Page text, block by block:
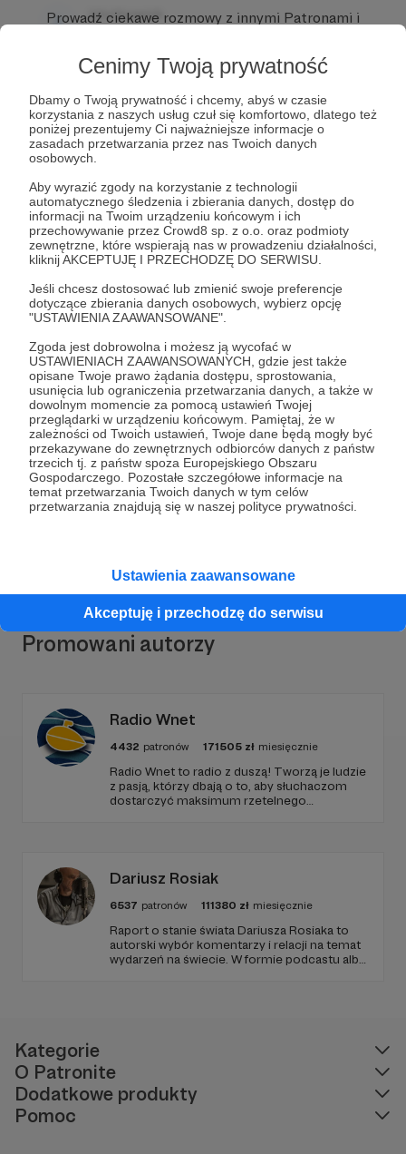
Cenimy Twoją prywatność
Dbamy o Twoją prywatność i chcemy, abyś w czasie
korzystania z naszych usług czuł się komfortowo, dlatego też
poniżej prezentujemy Ci najważniejsze informacje o
zasadach przetwarzania przez nas Twoich danych
osobowych.
Aby wyrazić zgody na korzystanie z technologii
automatycznego śledzenia i zbierania danych, dostęp do
informacji na Twoim urządzeniu końcowym i ich
przechowywanie przez Crowd8 sp. z o.o. oraz podmioty
zewnętrzne, które wspierają nas w prowadzeniu działalności,
kliknij AKCEPTUJĘ I PRZECHODZĘ DO SERWISU.
Jeśli chcesz dostosować lub zmienić swoje preferencje
dotyczące zbierania danych osobowych, wybierz opcję
"USTAWIENIA ZAAWANSOWANE".
Zgoda jest dobrowolna i możesz ją wycofać w
USTAWIENIACH ZAAWANSOWANYCH, gdzie jest także
opisane Twoje prawo żądania dostępu, sprostowania,
usunięcia lub ograniczenia przetwarzania danych, a także w
dowolnym momencie za pomocą ustawień Twojej
przeglądarki w urządzeniu końcowym. Pamiętaj, że w
zależności od Twoich ustawień, Twoje dane będą mogły być
przekazywane do zewnętrznych odbiorców danych z państw
trzecich tj. z państw spoza Europejskiego Obszaru
Gospodarczego. Pozostałe szczegółowe informacje na
temat przetwarzania Twoich danych w tym celów
przetwarzania znajdują się w naszej polityce prywatności.
Ustawienia zaawansowane
Akceptuję i przechodzę do serwisu
Użytkownik
Komentarz użytkownika
Odpowiedz
Użytkownik
3 dni temu
Komentarz użytkownika
Odpowiedz
Prowadź ciekawe rozmowy z innymi Patronami i
Zostań Patronem
Dołącz do grona Patronów!
Wesprzyj działalność AutoraMelodie bliskości
teraz!
Promowani autorzy
Radio Wnet
4432 patronów 171505 zł miesięcznie
Radio Wnet to radio z duszą! Tworzą je ludzie
z pasją, którzy dbają o to, aby słuchaczom
dostarczyć maksimum rzetelnego
Dariusz Rosiak
6537 patronów 111380 zł miesięcznie
Raport o stanie świata Dariusza Rosiaka to
autorski wybór komentarzy i relacji na temat
wydarzeń na świecie. W formie podcastu albo
Kategorie
O Patronite
Dodatkowe produkty
Pomoc